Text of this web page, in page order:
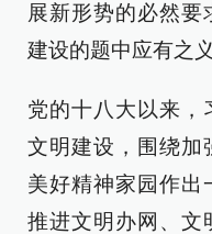
展新形势的必然要
建设的题中应有之义
党的十八大以来，
文明建设，围绕加
美好精神家园作出
推进文明办网、文